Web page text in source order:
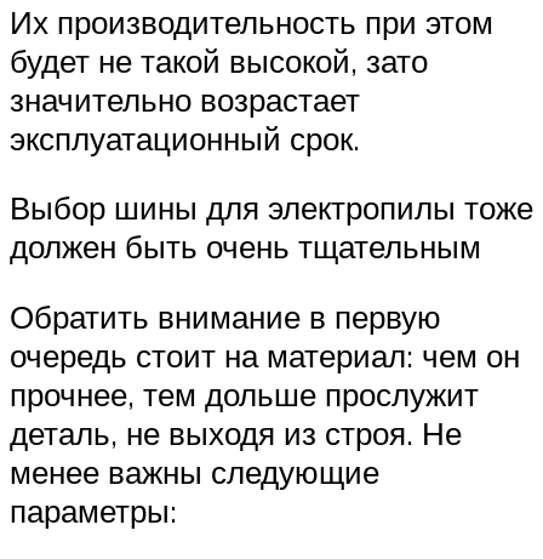
Их производительность при этом
будет не такой высокой, зато
значительно возрастает
эксплуатационный срок.
Выбор шины для электропилы тоже
должен быть очень тщательным
Обратить внимание в первую
очередь стоит на материал: чем он
прочнее, тем дольше прослужит
деталь, не выходя из строя. Не
менее важны следующие
параметры: